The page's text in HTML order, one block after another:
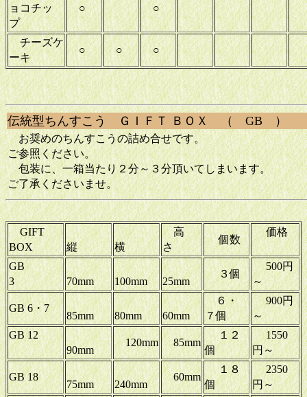
ョコチッ
プ
○ ○
チーズケ
ーキ
○ ○ ○
伝統型ちんすこう ＧＩＦＴ ＢＯＸ （ GB ）
お奨めのちんすこうの詰め合せです。
ご参照ください。
包装に、一箱当たり２分～３分頂いてしまいます。
ご了承くださいませ。
GIFT
BOX
縦 横
高
さ
個数
価格
GB
3
70mm 100mm 25mm
３個
500円
～
GB 6・7
85mm 80mm 60mm
６・
７個
900円
～
GB 12
90mm
120mm 85mm
１２
個
1550
円～
GB 18
75mm 240mm
60mm
１８
個
2350
円～